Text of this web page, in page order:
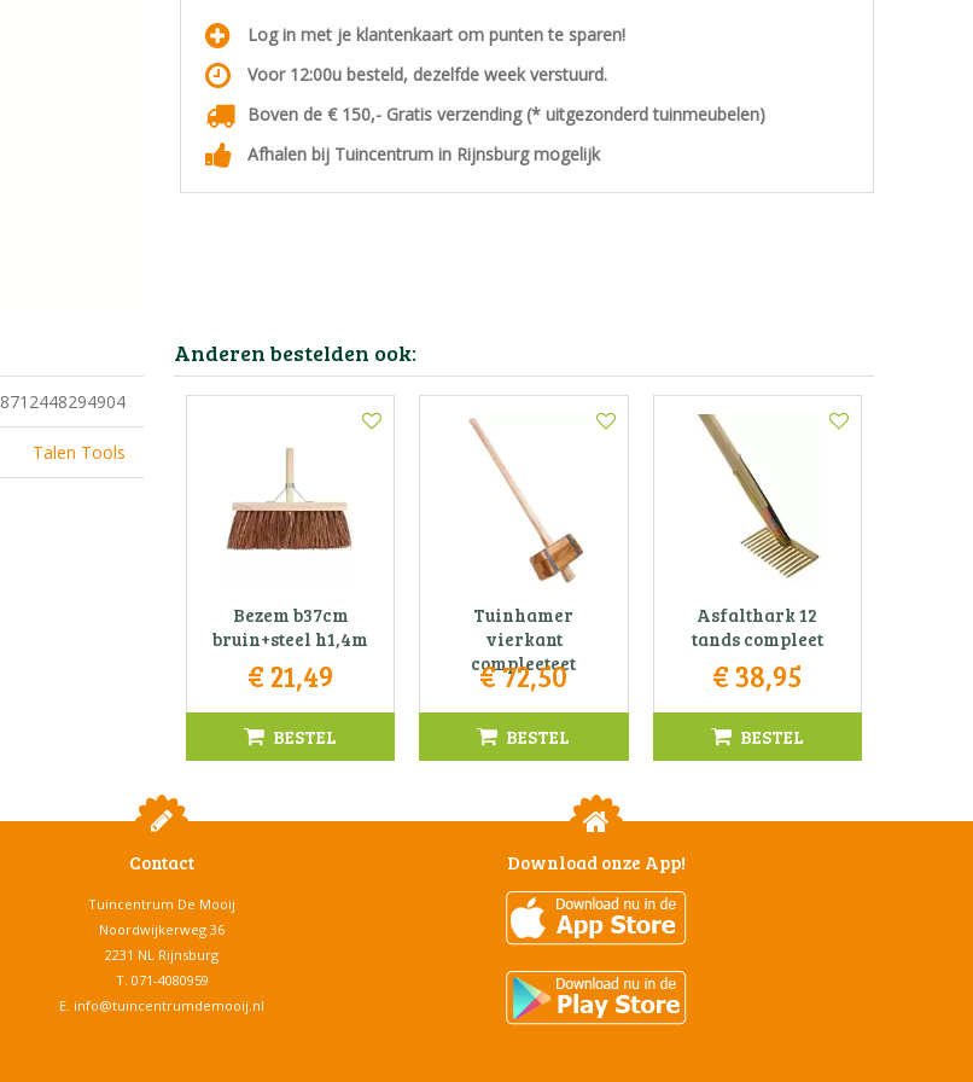
Log in met je klantenkaart om punten te sparen!
Voor 12:00u besteld, dezelfde week verstuurd.
Boven de € 150,- Gratis verzending (* uitgezonderd tuinmeubelen)
Afhalen bij Tuincentrum in Rijnsburg mogelijk
8712448294904
Talen Tools
Anderen bestelden ook:
Bezem b37cm
bruin+steel h1,4m
€ 21,49
BESTEL
Tuinhamer
vierkant
compleeteet
€72,50
BESTEL
Asfalthark 12
tands compleet
€38,95
BESTEL
Contact
Tuincentrum De Mooij
Noordwijkerweg 36
2231 NL Rijnsburg
T. 071-4080959
E. info@tuincentrumdemooij.nl
Download onze App!